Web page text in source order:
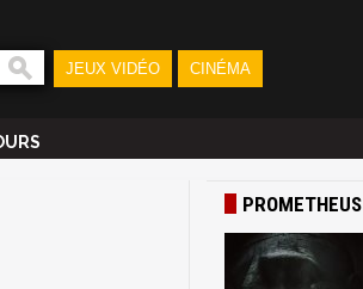
JEUX VIDÉO CINÉMA
PROMETHEUS